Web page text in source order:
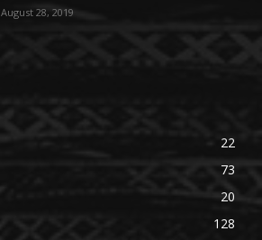
August 28, 2019
22
73
20
128